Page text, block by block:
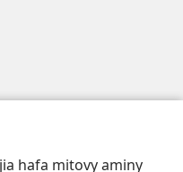
hafa mitovy aminy